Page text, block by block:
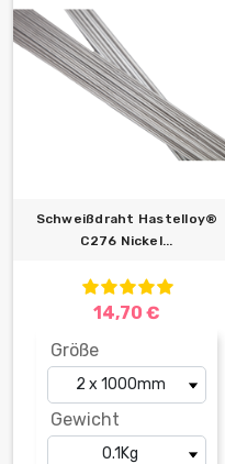
Schweißdraht Hastelloy®
C276 Nickel...
14,70 €
Größe
Gewicht